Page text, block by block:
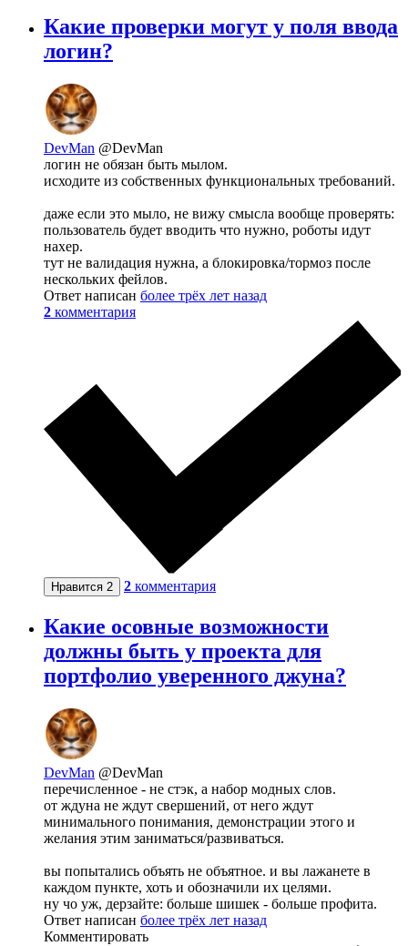
Какие проверки могут у поля ввода
логин?
DevMan @DevMan
логин не обязан быть мылом.
исходите из собственных функциональных требований.
даже если это мыло, не вижу смысла вообще проверять:
пользователь будет вводить что нужно, роботы идут
нахер.
тут не валидация нужна, а блокировка/тормоз после
нескольких фейлов.
Ответ написан более трёх лет назад
2 комментария
Нравится 2 2 комментария
Какие осовные возможности
должны быть у проекта для
портфолио уверенного джуна?
DevMan @DevMan
перечисленное - не стэк, а набор модных слов.
от ждуна не ждут свершений, от него ждут
минимального понимания, демонстрации этого и
желания этим заниматься/развиваться.
вы попытались объять не объятное. и вы лажанете в
каждом пункте, хоть и обозначили их целями.
ну чо уж, дерзайте: больше шишек - больше профита.
Ответ написан более трёх лет назад
Комментировать